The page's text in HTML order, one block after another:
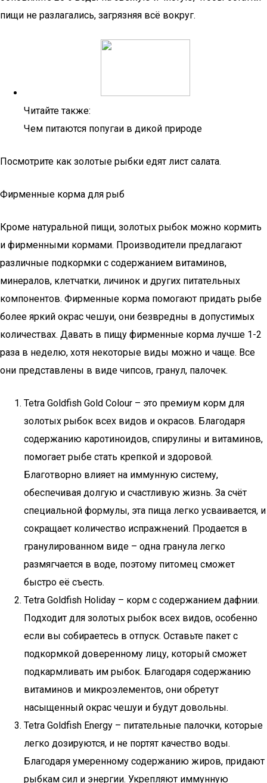
пищи не разлагались, загрязняя всё вокруг.
Читайте также:
Чем питаются попугаи в дикой природе
Посмотрите как золотые рыбки едят лист салата.
Фирменные корма для рыб
Кроме натуральной пищи, золотых рыбок можно кормить
и фирменными кормами. Производители предлагают
различные подкормки с содержанием витаминов,
минералов, клетчатки, личинок и других питательных
компонентов. Фирменные корма помогают придать рыбе
более яркий окрас чешуи, они безвредны в допустимых
количествах. Давать в пищу фирменные корма лучше 1-2
раза в неделю, хотя некоторые виды можно и чаще. Все
они представлены в виде чипсов, гранул, палочек.
Tetra Goldfish Gold Colour – это премиум корм для
золотых рыбок всех видов и окрасов. Благодаря
содержанию каротиноидов, спирулины и витаминов,
помогает рыбе стать крепкой и здоровой.
Благотворно влияет на иммунную систему,
обеспечивая долгую и счастливую жизнь. За счёт
специальной формулы, эта пища легко усваивается, и
сокращает количество испражнений. Продается в
гранулированном виде – одна гранула легко
размягчается в воде, поэтому питомец сможет
быстро её съесть.
Tetra Goldfish Holiday – корм с содержанием дафнии.
Подходит для золотых рыбок всех видов, особенно
если вы собираетесь в отпуск. Оставьте пакет с
подкормкой доверенному лицу, который сможет
подкармливать им рыбок. Благодаря содержанию
витаминов и микроэлементов, они обретут
насыщенный окрас чешуи и будут довольны.
Tetra Goldfish Energy – питательные палочки, которые
легко дозируются, и не портят качество воды.
Благодаря умеренному содержанию жиров, придают
рыбкам сил и энергии. Укрепляют иммунную